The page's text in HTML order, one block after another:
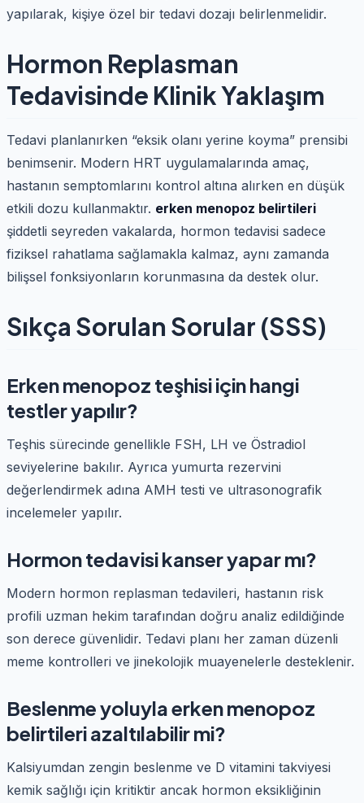
yapılarak, kişiye özel bir tedavi dozajı belirlenmelidir.
Hormon Replasman
Tedavisinde Klinik Yaklaşım
Tedavi planlanırken “eksik olanı yerine koyma” prensibi
benimsenir. Modern HRT uygulamalarında amaç,
hastanın semptomlarını kontrol altına alırken en düşük
etkili dozu kullanmaktır. erken menopoz belirtileri
şiddetli seyreden vakalarda, hormon tedavisi sadece
fiziksel rahatlama sağlamakla kalmaz, aynı zamanda
bilişsel fonksiyonların korunmasına da destek olur.
Sıkça Sorulan Sorular (SSS)
Erken menopoz teşhisi için hangi
testler yapılır?
Teşhis sürecinde genellikle FSH, LH ve Östradiol
seviyelerine bakılır. Ayrıca yumurta rezervini
değerlendirmek adına AMH testi ve ultrasonografik
incelemeler yapılır.
Hormon tedavisi kanser yapar mı?
Modern hormon replasman tedavileri, hastanın risk
profili uzman hekim tarafından doğru analiz edildiğinde
son derece güvenlidir. Tedavi planı her zaman düzenli
meme kontrolleri ve jinekolojik muayenelerle desteklenir.
Beslenme yoluyla erken menopoz
belirtileri azaltılabilir mi?
Kalsiyumdan zengin beslenme ve D vitamini takviyesi
kemik sağlığı için kritiktir ancak hormon eksikliğinin